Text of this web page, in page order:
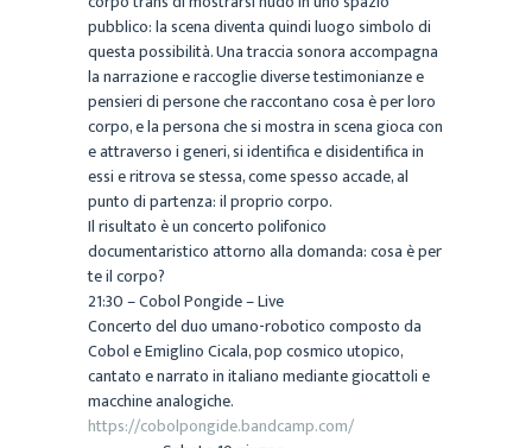
pubblico: la scena diventa quindi luogo simbolo di
questa possibilità. Una traccia sonora accompagna
la narrazione e raccoglie diverse testimonianze e
pensieri di persone che raccontano cosa è per loro
corpo, e la persona che si mostra in scena gioca con
e attraverso i generi, si identifica e disidentifica in
essi e ritrova se stessa, come spesso accade, al
punto di partenza: il proprio corpo.
Il risultato è un concerto polifonico
documentaristico attorno alla domanda: cosa è per
te il corpo?
21:30 – Cobol Pongide – Live
Concerto del duo umano-robotico composto da
Cobol e Emiglino Cicala, pop cosmico utopico,
cantato e narrato in italiano mediante giocattoli e
macchine analogiche.
https://cobolpongide.bandcamp.com/